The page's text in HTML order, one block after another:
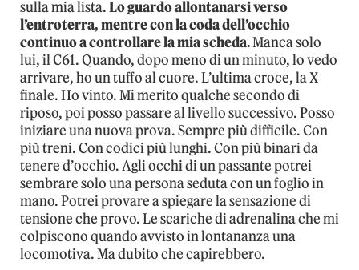
sulla mia lista.Lo guardo allontanarsi verso
l’entroterra, mentre con la coda dell’occhio
continuo a controllare la mia scheda.Manca solo
lui, il C61. Quando, dopo meno di un minuto, lo vedo
arrivare, ho un tuffo al cuore. L’ultima croce, la X
finale. Ho vinto. Mi merito qualche secondo di
riposo, poi posso passare al livello successivo. Posso
iniziare una nuova prova. Sempre più difficile. Con
più treni. Con codici più lunghi. Con più binari da
tenere d’occhio. Agli occhi di un passante potrei
sembrare solo una persona seduta con un foglio in
mano. Potrei provare a spiegare la sensazione di
tensione che provo. Le scariche di adrenalina che mi
colpiscono quando avvisto in lontananza una
locomotiva. Ma dubito che capirebbero.